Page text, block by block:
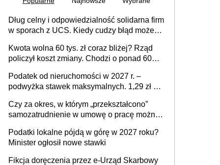
Dług celny i odpowiedzialność solidarna firm
w sporach z UCS. Kiedy cudzy błąd może
Kwota wolna 60 tys. zł coraz bliżej? Rząd
policzył koszt zmiany. Chodzi o ponad 60
Podatek od nieruchomości w 2027 r. –
podwyżka stawek maksymalnych. 1,29 zł za
budynków i lokali związanych z
prowadzeniem działalności gospodarczej
Czy za okres, w którym „przekształcono”
samozatrudnienie w umowę o pracę można
umowy cywilnoprawnej jedynym
racjonalnym wyjściem
Podatki lokalne pójdą w górę w 2027 roku?
Minister ogłosił nowe stawki
Fikcja doręczenia przez e-Urząd Skarbowy